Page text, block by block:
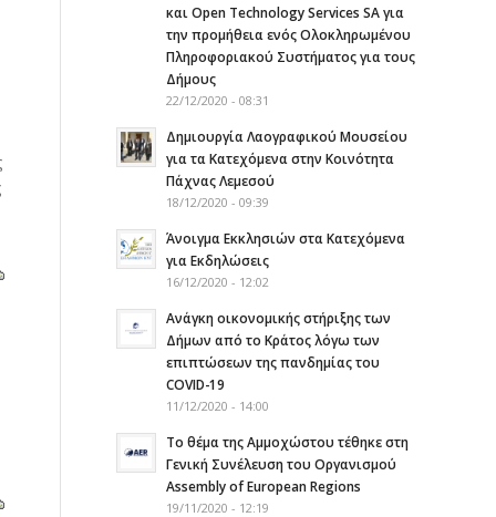
και Open Technology Services SA για
την προμήθεια ενός Ολοκληρωμένου
Πληροφοριακού Συστήματος για τους
Δήμους
22/12/2020 - 08:31
Δημιουργία Λαογραφικού Μουσείου
για τα Κατεχόμενα στην Κοινότητα
Πάχνας Λεμεσού
18/12/2020 - 09:39
Άνοιγμα Εκκλησιών στα Κατεχόμενα
για Εκδηλώσεις
16/12/2020 - 12:02
Ανάγκη οικονομικής στήριξης των
Δήμων από το Κράτος λόγω των
επιπτώσεων της πανδημίας του
COVID-19
11/12/2020 - 14:00
Το θέμα της Αμμοχώστου τέθηκε στη
Γενική Συνέλευση του Οργανισμού
Assembly of European Regions
19/11/2020 - 12:19